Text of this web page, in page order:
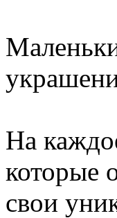
На
которые
свои